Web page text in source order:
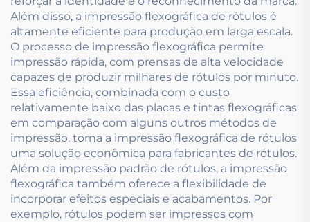
Além disso, a impressão flexográfica de rótulos é
altamente eficiente para produção em larga escala.
O processo de impressão flexográfica permite
impressão rápida, com prensas de alta velocidade
capazes de produzir milhares de rótulos por minuto.
Essa eficiência, combinada com o custo
relativamente baixo das placas e tintas flexográficas
em comparação com alguns outros métodos de
impressão, torna a impressão flexográfica de rótulos
uma solução econômica para fabricantes de rótulos.
Além da impressão padrão de rótulos, a impressão
flexográfica também oferece a flexibilidade de
incorporar efeitos especiais e acabamentos. Por
exemplo, rótulos podem ser impressos com